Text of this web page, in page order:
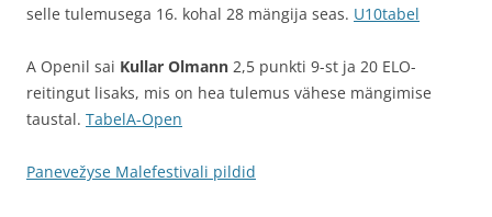
selle tulemusega 16. kohal 28 mängija seas. U10tabel
A Openil sai Kullar Olmann 2,5 punkti 9-st ja 20 ELO-
reitingut lisaks, mis on hea tulemus vähese mängimise
taustal. TabelA-Open
Panevežyse Malefestivali pildid